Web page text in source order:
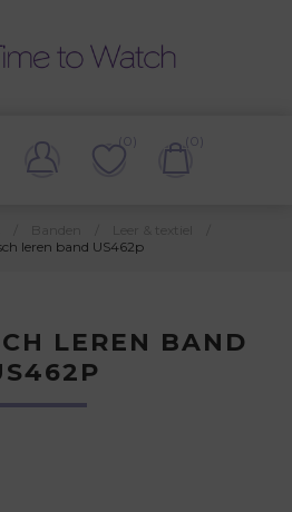
(0) (0)
leren band US462p
LEREN BAND